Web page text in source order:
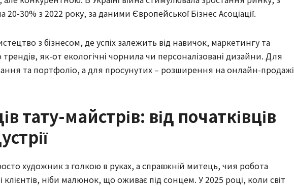
30% з 2022 року, за даними Європейської Бізнес Асоціації.
з бізнесом, де успіх залежить від навичок, маркетингу та
як-от екологічні чорнила чи персоналізовані дизайни. Для
та портфоліо, а для просунутих – розширення на онлайн-продажі
тату-майстрів: від початківців
художник з голкою в руках, а справжній митець, чия робота
клієнтів, ніби малюнок, що оживає під сонцем. У 2025 році, коли світ